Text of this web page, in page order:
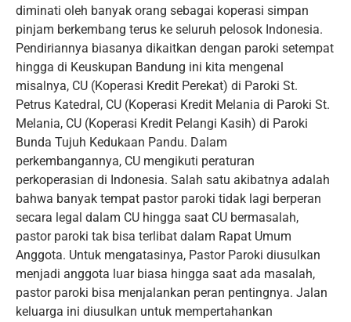
diminati oleh banyak orang sebagai koperasi simpan
pinjam berkembang terus ke seluruh pelosok Indonesia.
Pendiriannya biasanya dikaitkan dengan paroki setempat
hingga di Keuskupan Bandung ini kita mengenal
misalnya, CU (Koperasi Kredit Perekat) di Paroki St.
Petrus Katedral, CU (Koperasi Kredit Melania di Paroki St.
Melania, CU (Koperasi Kredit Pelangi Kasih) di Paroki
Bunda Tujuh Kedukaan Pandu. Dalam
perkembangannya, CU mengikuti peraturan
perkoperasian di Indonesia. Salah satu akibatnya adalah
bahwa banyak tempat pastor paroki tidak lagi berperan
secara legal dalam CU hingga saat CU bermasalah,
pastor paroki tak bisa terlibat dalam Rapat Umum
Anggota. Untuk mengatasinya, Pastor Paroki diusulkan
menjadi anggota luar biasa hingga saat ada masalah,
pastor paroki bisa menjalankan peran pentingnya. Jalan
keluarga ini diusulkan untuk mempertahankan